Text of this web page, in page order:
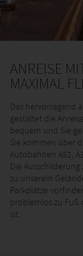
ANREISE
MAXIMAL
Das hervorragend
gestaltet die
bequem und Sie
Sie kommen über
Autobahnen A52,
Die
zu unserem
Parkplätze
problemlos zu Fuß
ist.